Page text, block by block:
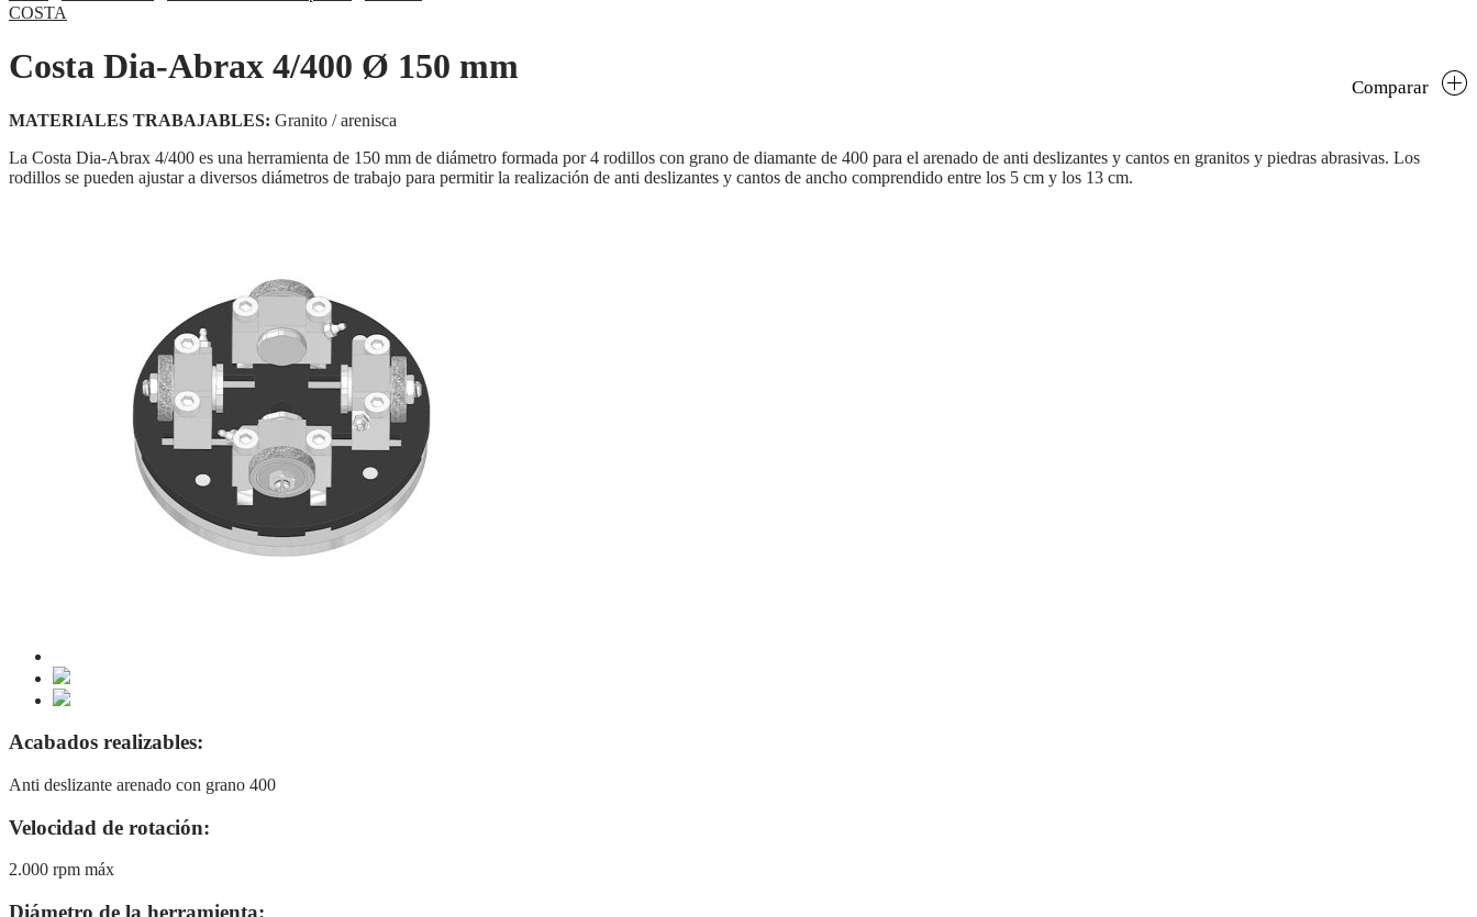
COSTA
Costa Dia-Abrax 4/400 Ø 150 mm
Comparar
MATERIALES TRABAJABLES: Granito / arenisca
La Costa Dia-Abrax 4/400 es una herramienta de 150 mm de diámetro formada por 4 rodillos con grano de diamante de 400 para el arenado de anti deslizantes y cantos en granitos y piedras abrasivas. Los
rodillos se pueden ajustar a diversos diámetros de trabajo para permitir la realización de anti deslizantes y cantos de ancho comprendido entre los 5 cm y los 13 cm.
Acabados realizables:
Anti deslizante arenado con grano 400
Velocidad de rotación:
2.000 rpm máx
Diámetro de la herramienta: